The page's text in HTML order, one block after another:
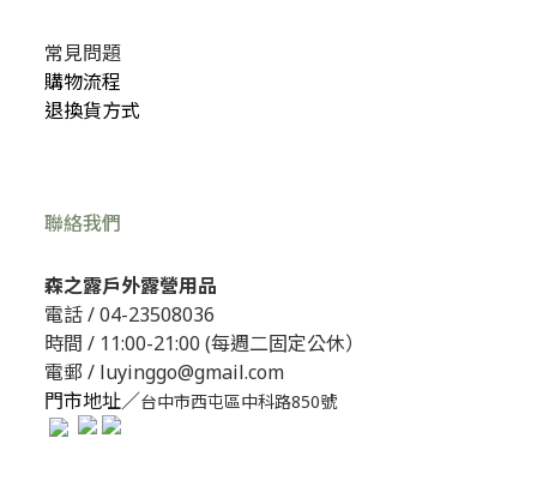
常見問題
購物流程
退換貨方式
聯絡我們
森之露戶外露營用品
電話 /04-23508036
時間 / 11:00-21:00 (每週二固定公休）
電郵 / luyinggo@gmail.com
門市地址／台中市西屯區中科路850號